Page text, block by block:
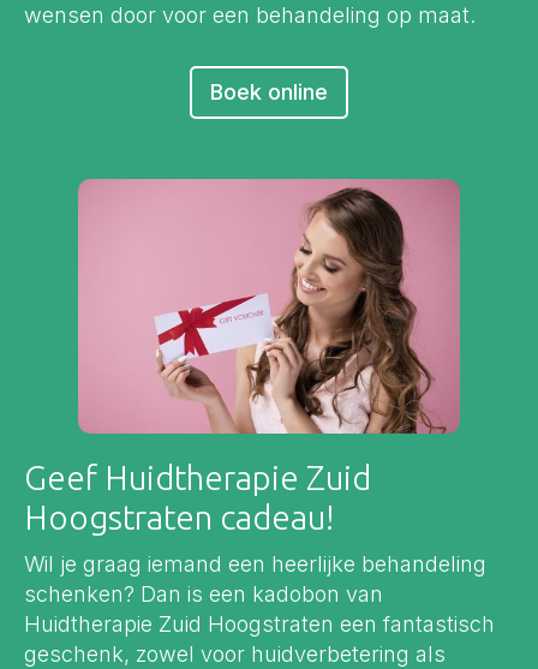
wensen door voor een behandeling op maat.
Boek online
Geef Huidtherapie Zuid
Hoogstraten cadeau!
Wil je graag iemand een heerlijke behandeling
schenken? Dan is een kadobon van
Huidtherapie Zuid Hoogstraten een fantastisch
geschenk, zowel voor huidverbetering als